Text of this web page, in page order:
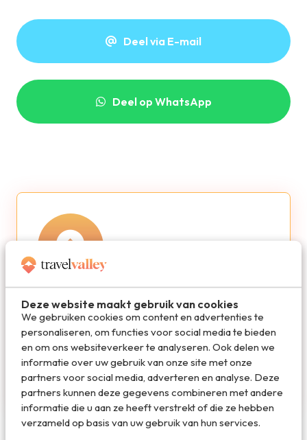
Deze website maakt gebruik van cookies
We gebruiken cookies om content en advertenties te
personaliseren, om functies voor social media te bieden
en om ons websiteverkeer te analyseren. Ook delen we
informatie over uw gebruik van onze site met onze
partners voor social media, adverteren en analyse. Deze
partners kunnen deze gegevens combineren met andere
informatie die u aan ze heeft verstrekt of die ze hebben
verzameld op basis van uw gebruik van hun services.
Deel via E-mail
Deel op WhatsApp
Redactie Travelvalley
De redactie van Travelvalley houd je op de
hoogte van reisnieuws en trends in de reiswereld.
Volg ons ook via TikTok, Facebook en Instagram
en mis niets!